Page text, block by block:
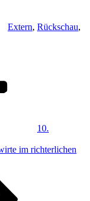
Extern, Rückschau,
10.
im richterlichen